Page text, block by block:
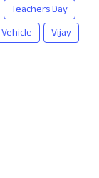
Teachers Day
Vehicle
Vijay